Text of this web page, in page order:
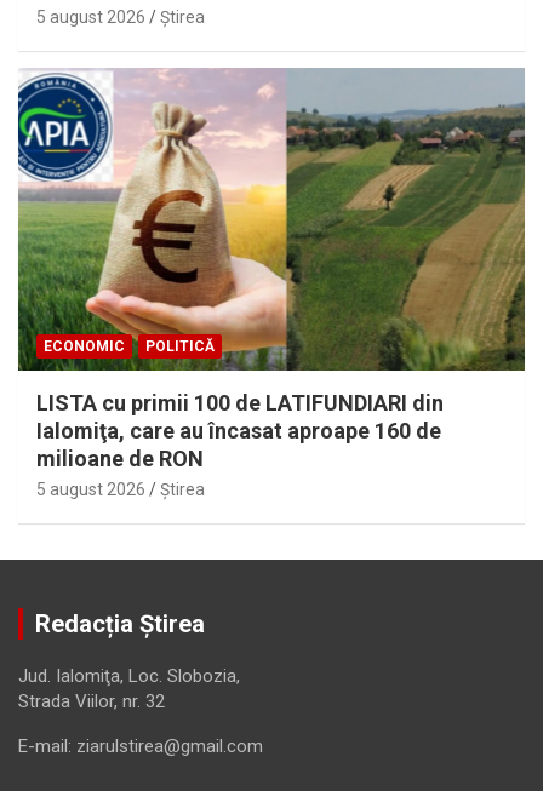
5 august 2026 Ştirea
ECONOMIC POLITICĂ
LISTA cu primii 100 de LATIFUNDIARI din
Ialomiţa, care au încasat aproape 160 de
milioane de RON
5 august 2026 Ştirea
Redacția Știrea
Jud. Ialomiţa, Loc. Slobozia,
Strada Viilor, nr. 32
E-mail: ziarulstirea@gmail.com